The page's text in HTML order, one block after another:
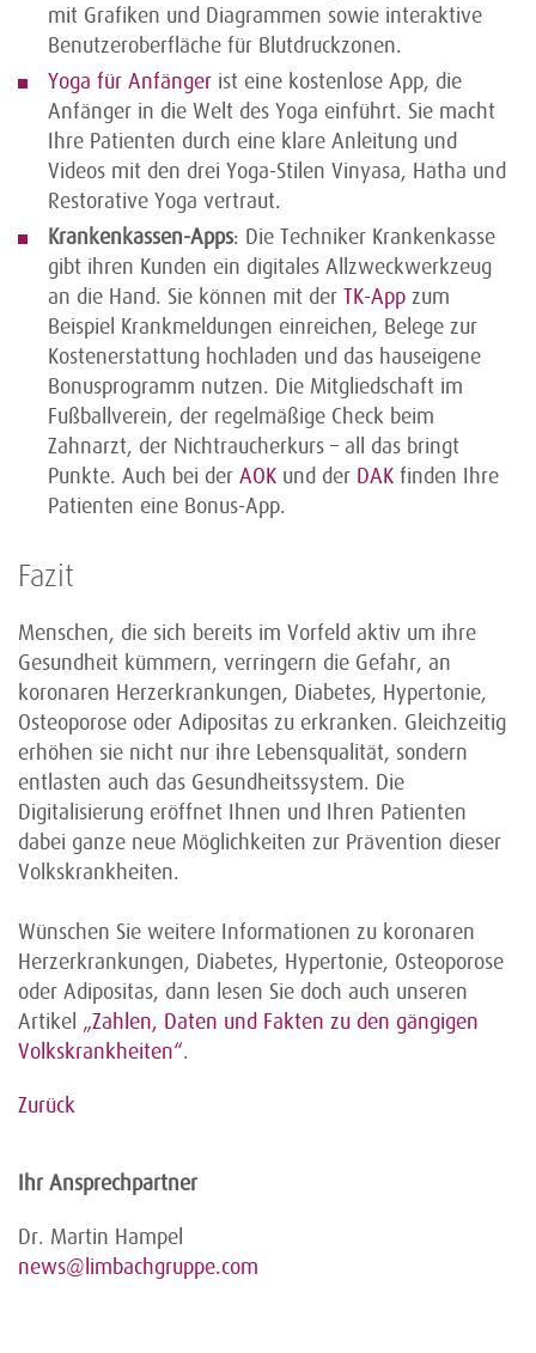
mit Grafiken und Diagrammen sowie interaktive
Benutz­eroberfläche für Blut­druck­zonen.
Yoga für Anfänger ist eine kostenlose App, die
Anfänger in die Welt des Yoga einführt. Sie macht
Ihre Patienten durch eine klare Anleitung und
Videos mit den drei Yoga-Stilen Vinyasa, Hatha und
Restorative Yoga vertraut.
Kranken­kassen-Apps: Die Techniker Krankenkasse
gibt ihren Kunden ein digitales Allzweckwerkzeug
an die Hand. Sie können mit der TK-App zum
Beispiel Krankmeldungen einreichen, Belege zur
Kostenerstattung hochladen und das hauseigene
Bonus­programm nutzen. Die Mitgliedschaft im
Fußball­verein, der regelmäßige Check beim
Zahnarzt, der Nichtraucherkurs – all das bringt
Punkte. Auch bei der AOK und der DAK finden Ihre
Patienten eine Bonus-App.
Fazit
Menschen, die sich bereits im Vorfeld aktiv um ihre
Gesundheit kümmern, verringern die Gefahr, an
koronaren Herzerkrankungen, Diabetes, Hypertonie,
Osteoporose oder Adipositas zu erkranken. Gleichzeitig
erhöhen sie nicht nur ihre Lebens­qualität, sondern
entlasten auch das Gesundheitssystem. Die
Digitalisierung eröffnet Ihnen und Ihren Patienten
dabei ganze neue Möglich­keiten zur Prävention dieser
Volkskrankheiten.
Wünschen Sie weitere Informationen zu koronaren
Herz­erkrankungen, Diabetes, Hypertonie, Osteoporose
oder Adipositas, dann lesen Sie doch auch unseren
Artikel „Zahlen, Daten und Fakten zu den gängigen
Volks­krankheiten“.
Zurück
Ihr Ansprechpartner
Dr. Martin Hampel
news@limbachgruppe.com